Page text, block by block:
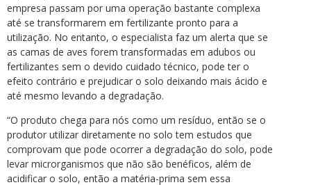
empresa passam por uma operação bastante complexa
até se transformarem em fertilizante pronto para a
utilização. No entanto, o especialista faz um alerta que se
as camas de aves forem transformadas em adubos ou
fertilizantes sem o devido cuidado técnico, pode ter o
efeito contrário e prejudicar o solo deixando mais ácido e
até mesmo levando a degradação.
“O produto chega para nós como um resíduo, então se o
produtor utilizar diretamente no solo tem estudos que
comprovam que pode ocorrer a degradação do solo, pode
levar microrganismos que não são benéficos, além de
acidificar o solo, então a matéria-prima sem essa